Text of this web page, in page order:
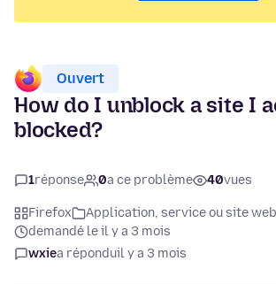
Ouvert
How do I unblock a site I
blocked?
1réponse 0a ce problème 40vues
Firefox
Application, service ou site
demandé le il y a 3 mois
wxiea réponduil y a 3 mois